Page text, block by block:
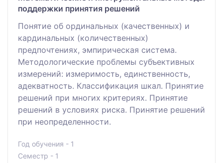
поддержки принятия решений
Понятие об ординальных (качественных) и
кардинальных (количественных)
предпочтениях, эмпирическая система.
Методологические проблемы субъективных
измерений: измеримость, единственность,
адекватность. Классификация шкал. Принятие
решений при многих критериях. Принятие
решений в условиях риска. Принятие решений
при неопределенности.
Год обучения - 1
Семестр - 1